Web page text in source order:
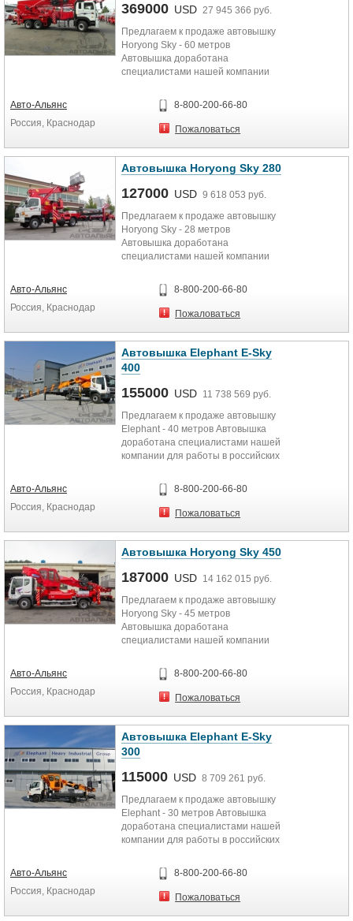
369000 USD 27 945 366 руб.
Предлагаем к продаже автовышку
Horyong Sky - 60 метров
Автовышка доработана
специалистами нашей компании
˙ Гарантия...
Авто-Альянс
Россия, Краснодар
8-800-200-66-80
Пожаловаться
Автовышка Horyong Sky 280
127000 USD 9 618 053 руб.
Предлагаем к продаже автовышку
Horyong Sky - 28 метров
Автовышка доработана
специалистами нашей компании
˙ Гарантия...
Авто-Альянс
Россия, Краснодар
8-800-200-66-80
Пожаловаться
Автовышка Elephant E-Sky
400
155000 USD 11 738 569 руб.
Предлагаем к продаже автовышку
Elephant - 40 метров Автовышка
доработана специалистами нашей
компании для работы в российских
Авто-Альянс
Россия, Краснодар
8-800-200-66-80
Пожаловаться
Автовышка Horyong Sky 450
187000 USD 14 162 015 руб.
Предлагаем к продаже автовышку
Horyong Sky - 45 метров
Автовышка доработана
специалистами нашей компании
˙ Гарантия...
Авто-Альянс
Россия, Краснодар
8-800-200-66-80
Пожаловаться
Автовышка Elephant E-Sky
300
115000 USD 8 709 261 руб.
Предлагаем к продаже автовышку
Elephant - 30 метров Автовышка
доработана специалистами нашей
компании для работы в российских
Авто-Альянс
Россия, Краснодар
8-800-200-66-80
Пожаловаться